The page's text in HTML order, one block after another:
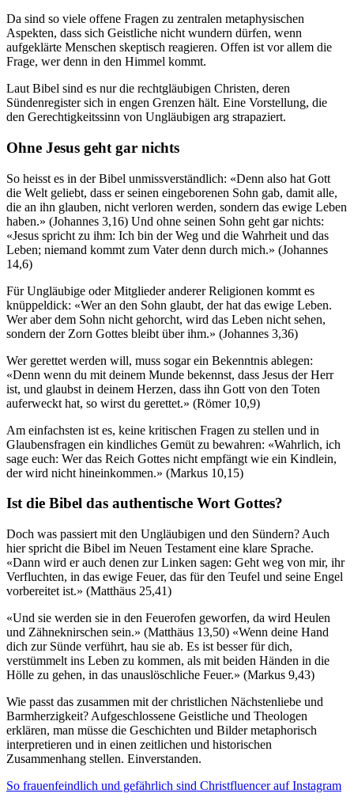
Da sind so viele offene Fragen zu zentralen metaphysischen
Aspekten, dass sich Geistliche nicht wundern dürfen, wenn
aufgeklärte Menschen skeptisch reagieren. Offen ist vor allem die
Frage, wer denn in den Himmel kommt.
Laut Bibel sind es nur die rechtgläubigen Christen, deren
Sündenregister sich in engen Grenzen hält. Eine Vorstellung, die
den Gerechtigkeitssinn von Ungläubigen arg strapaziert.
Ohne Jesus geht gar nichts
So heisst es in der Bibel unmissverständlich: «Denn also hat Gott
die Welt geliebt, dass er seinen eingeborenen Sohn gab, damit alle,
die an ihn glauben, nicht verloren werden, sondern das ewige Leben
haben.» (Johannes 3,16) Und ohne seinen Sohn geht gar nichts:
«Jesus spricht zu ihm: Ich bin der Weg und die Wahrheit und das
Leben; niemand kommt zum Vater denn durch mich.» (Johannes
14,6)
Für Ungläubige oder Mitglieder anderer Religionen kommt es
knüppeldick: «Wer an den Sohn glaubt, der hat das ewige Leben.
Wer aber dem Sohn nicht gehorcht, wird das Leben nicht sehen,
sondern der Zorn Gottes bleibt über ihm.» (Johannes 3,36)
Wer gerettet werden will, muss sogar ein Bekenntnis ablegen:
«Denn wenn du mit deinem Munde bekennst, dass Jesus der Herr
ist, und glaubst in deinem Herzen, dass ihn Gott von den Toten
auferweckt hat, so wirst du gerettet.» (Römer 10,9)
Am einfachsten ist es, keine kritischen Fragen zu stellen und in
Glaubensfragen ein kindliches Gemüt zu bewahren: «Wahrlich, ich
sage euch: Wer das Reich Gottes nicht empfängt wie ein Kindlein,
der wird nicht hineinkommen.» (Markus 10,15)
Ist die Bibel das authentische Wort Gottes?
Doch was passiert mit den Ungläubigen und den Sündern? Auch
hier spricht die Bibel im Neuen Testament eine klare Sprache.
«Dann wird er auch denen zur Linken sagen: Geht weg von mir, ihr
Verfluchten, in das ewige Feuer, das für den Teufel und seine Engel
vorbereitet ist.» (Matthäus 25,41)
«Und sie werden sie in den Feuerofen geworfen, da wird Heulen
und Zähneknirschen sein.» (Matthäus 13,50) «Wenn deine Hand
dich zur Sünde verführt, hau sie ab. Es ist besser für dich,
verstümmelt ins Leben zu kommen, als mit beiden Händen in die
Hölle zu gehen, in das unauslöschliche Feuer.» (Markus 9,43)
Wie passt das zusammen mit der christlichen Nächstenliebe und
Barmherzigkeit? Aufgeschlossene Geistliche und Theologen
erklären, man müsse die Geschichten und Bilder metaphorisch
interpretieren und in einen zeitlichen und historischen
Zusammenhang stellen. Einverstanden.
So frauenfeindlich und gefährlich sind Christfluencer auf Instagram